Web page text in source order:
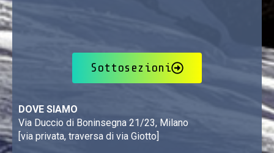
Sottosezioni
DOVE SIAMO
Via Duccio di Boninsegna 21/23, Milano
[via privata, traversa di via Giotto]